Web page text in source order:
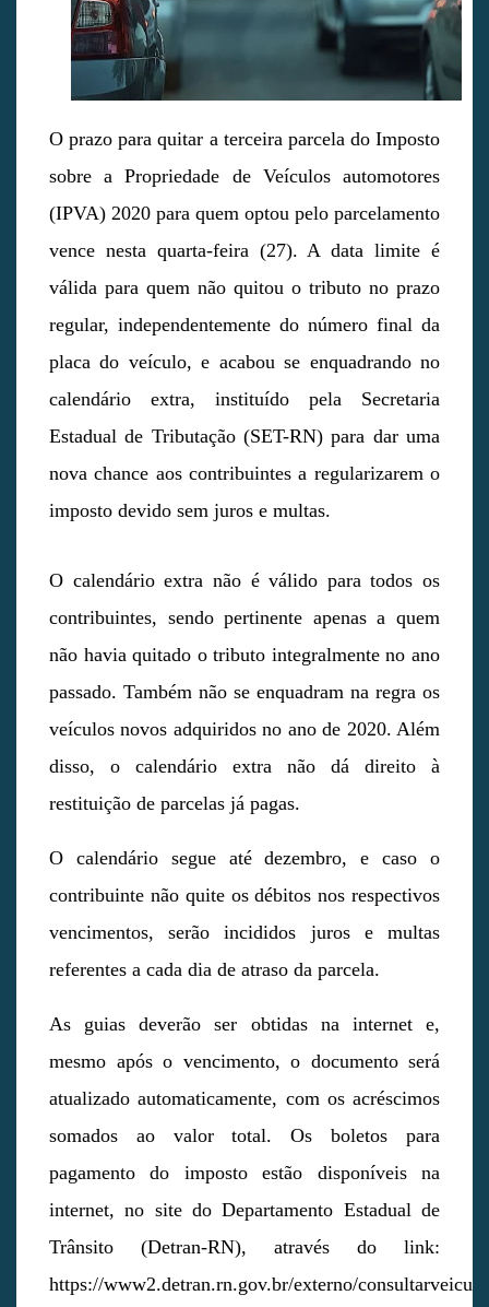
O prazo para quitar a terceira parcela do Imposto
sobre a Propriedade de Veículos automotores
(IPVA) 2020 para quem optou pelo parcelamento
vence nesta quarta-feira (27). A data limite é
válida para quem não quitou o tributo no prazo
regular, independentemente do número final da
placa do veículo, e acabou se enquadrando no
calendário extra, instituído pela Secretaria
Estadual de Tributação (SET-RN) para dar uma
nova chance aos contribuintes a regularizarem o
imposto devido sem juros e multas.
O calendário extra não é válido para todos os
contribuintes, sendo pertinente apenas a quem
não havia quitado o tributo integralmente no ano
passado. Também não se enquadram na regra os
veículos novos adquiridos no ano de 2020. Além
disso, o calendário extra não dá direito à
restituição de parcelas já pagas.
O calendário segue até dezembro, e caso o
contribuinte não quite os débitos nos respectivos
vencimentos, serão incididos juros e multas
referentes a cada dia de atraso da parcela.
As guias deverão ser obtidas na internet e,
mesmo após o vencimento, o documento será
atualizado automaticamente, com os acréscimos
somados ao valor total. Os boletos para
pagamento do imposto estão disponíveis na
internet, no site do Departamento Estadual de
Trânsito (Detran-RN), através do link:
https://www2.detran.rn.gov.br/externo/